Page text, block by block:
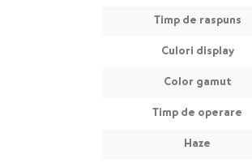
Timp de raspuns
Culori display
Color gamut
Timp de operare
Haze